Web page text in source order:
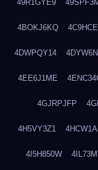
49R1GYE9
4BOKJ6KQ
4DWPQY14
4EE6J1ME
4GJRPJFP
4H5VY3Z1
4I5H850W